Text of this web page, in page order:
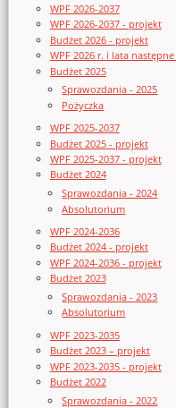
WPF 2026-2037
WPF 2026-2037 - projekt
Budżet 2026 - projekt
WPF 2026 r. i lata
Budżet 2025
Sprawozdania - 2025
Pożyczka
WPF 2025-2037
Budżet 2025 - projekt
WPF 2025-2037 - projekt
Budżet 2024
Sprawozdania - 2024
Absolutorium
WPF 2024-2036
Budżet 2024 - projekt
WPF 2024-2036 - projekt
Budżet 2023
Sprawozdania - 2023
Absolutorium
WPF 2023-2035
Budżet 2023 – projekt
WPF 2023-2035 - projekt
Budżet 2022
Sprawozdania - 2022